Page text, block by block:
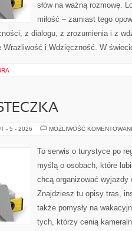
słów na ważną rozmowę.
miłość – zamiast tego
z dialogu, z zrozumienia i z
Wrażliwość i Wdzięczność. W
- 5 - 2026 MOŻLIWOŚĆ
To serwis o turystyce po
myślą o osobach, które
chcą organizować wyjazdy
Znajdziesz tu opisy tras,
także pomysły na
tych, którzy cenią